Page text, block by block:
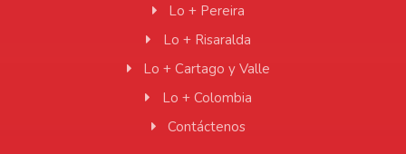
Lo + Pereira
Lo + Risaralda
Lo + Cartago y Valle
Lo + Colombia
Contáctenos